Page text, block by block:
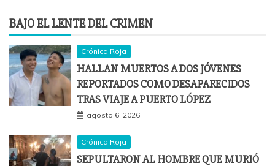
BAJO EL LENTE DEL CRIMEN
Crónica Roja
HALLAN MUERTOS A DOS JÓVENES
REPORTADOS COMO DESAPARECIDOS
TRAS VIAJE A PUERTO LÓPEZ
agosto 6, 2026
Crónica Roja
SEPULTARON AL HOMBRE QUE MURIÓ